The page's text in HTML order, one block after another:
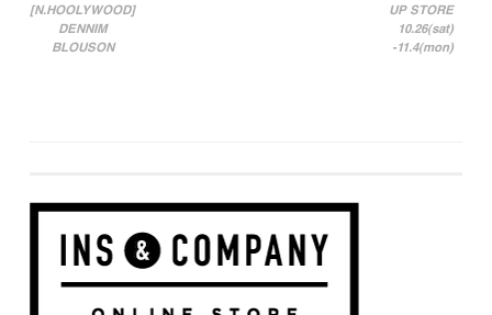
投稿ナビゲーション
[N.HOOLYWOOD]
DENNIM
BLOUSON
UP STORE
10.26(sat)
-11.4(mon)